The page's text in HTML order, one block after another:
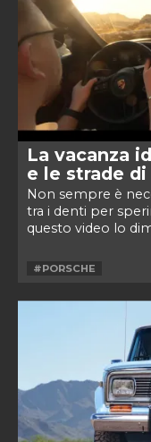
La vacanza
e le strade di
Non sempre è
tra i denti per
questo video lo
#PORSCHE